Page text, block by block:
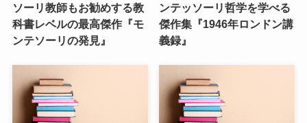
ソーリ教師もお勧めする教
科書レベルの最高傑作『モ
ンテソーリの発見』
ンテッソーリ哲学を学べる
傑作集『1946年ロンドン講
義録』